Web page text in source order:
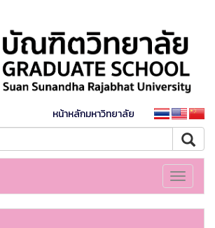
หน้าหลักมหาวิทยาลัย
Toggle